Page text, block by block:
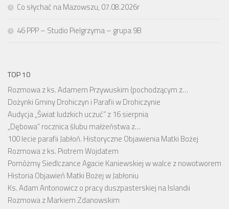
Co słychać na Mazowszu, 07.08.2026r
46 PPP – Studio Pielgrzyma – grupa 9B
TOP 10
Rozmowa z ks. Adamem Przywuskim (pochodzącym z…
Dożynki Gminy Drohiczyn i Parafii w Drohiczynie
Audycja „Świat ludzkich uczuć” z 16 sierpnia
„Dębowa” rocznica ślubu małżeństwa z…
100 lecie parafii Jabłoń. Historyczne Objawienia Matki Bożej
Rozmowa z ks. Piotrem Wojdatem
Pomóżmy Siedlczance Agacie Kaniewskiej w walce z nowotworem
Historia Objawień Matki Bożej w Jabłoniu
Ks. Adam Antonowicz o pracy duszpasterskiej na Islandii
Rozmowa z Markiem Zdanowskim